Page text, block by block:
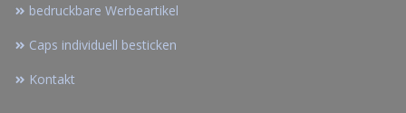
bedruckbare Werbeartikel
Caps individuell besticken
Kontakt